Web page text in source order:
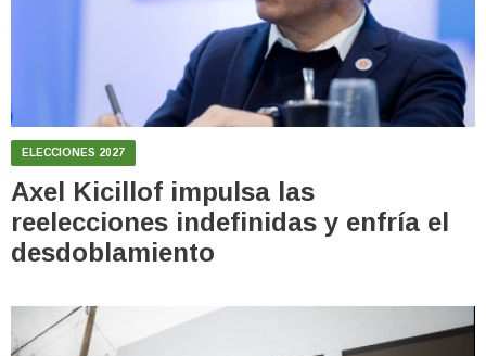
ELECCIONES 2027
Axel Kicillof impulsa las
reelecciones indefinidas y enfría el
desdoblamiento